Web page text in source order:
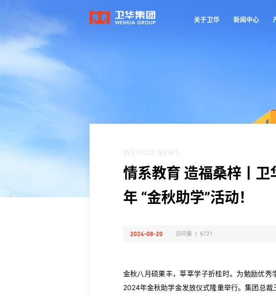
关于卫华
新闻中心
情系教育 造福桑梓丨
年 “金秋助学”活动！
2024-08-20 访问量 6721
金秋八月硕果丰，莘莘学子折桂时。为勉励优
2024年金秋助学金发放仪式隆重举行。集团总